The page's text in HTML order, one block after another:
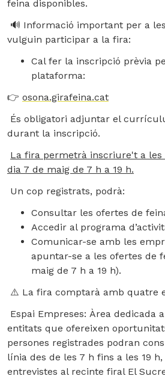
feina disponibles.
🔊 Informació important per a
vulguin participar a la fira:
Cal fer la inscripció prèvia
plataforma:
👉 osona.girafeina.cat
És obligatori adjuntar el
durant la inscripció.
La fira permetrà inscriure't a les
dia 7 de maig de 7 h a 19 h.
Un cop registrats, podrà:
Consultar les ofertes de
Accedir al programa
Comunicar-se amb les
apuntar-se a les ofertes de
maig de 7 h a 19 h).
⚠️ La fira comptarà amb quatre
Espai Empreses: Àrea dedicada
entitats que ofereixen
persones registrades podran
línia des de les 7 h fins a les 19
entrevistes al recinte firal El